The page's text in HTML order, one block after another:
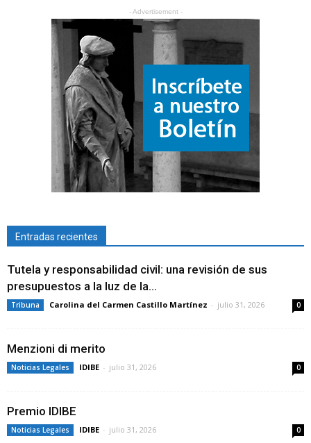
- Advertisement -
Entradas recientes
Tutela y responsabilidad civil: una revisión de sus
presupuestos a la luz de la...
Tribuna Carolina del Carmen Castillo Martínez - julio 31, 2026 0
Menzioni di merito
Noticias Legales IDIBE - julio 31, 2026 0
Premio IDIBE
Noticias Legales IDIBE - julio 31, 2026 0